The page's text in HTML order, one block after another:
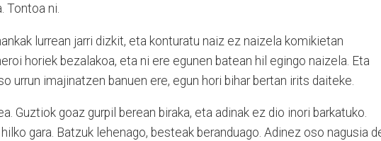
Tontoa ni.
lurrean jarri dizkit, eta konturatu naiz ez naizela komikietan
horiek bezalakoa, eta ni ere egunen batean hil egingo naizela. Eta
urrun imajinatzen banuen ere, egun hori bihar bertan irits daiteke.
Guztiok goaz gurpil berean biraka, eta adinak ez dio inori barkatuko.
gara. Batzuk lehenago, besteak beranduago. Adinez oso nagusia